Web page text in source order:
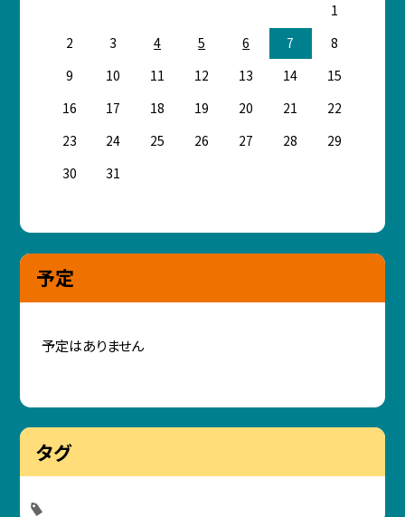
1
2
3 4 5 6 7
8
9
10 11 12 13 14
15
16
17 18 19 20 21
22
23
24 25 26 27 28
29
30
31
予定
予定はありません
タグ